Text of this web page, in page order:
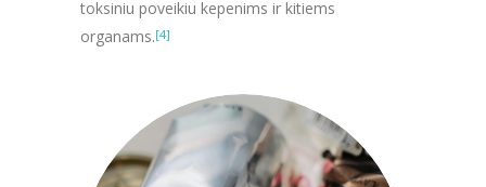
toksiniu poveikiu kepenims ir kitiems
organams.[4]